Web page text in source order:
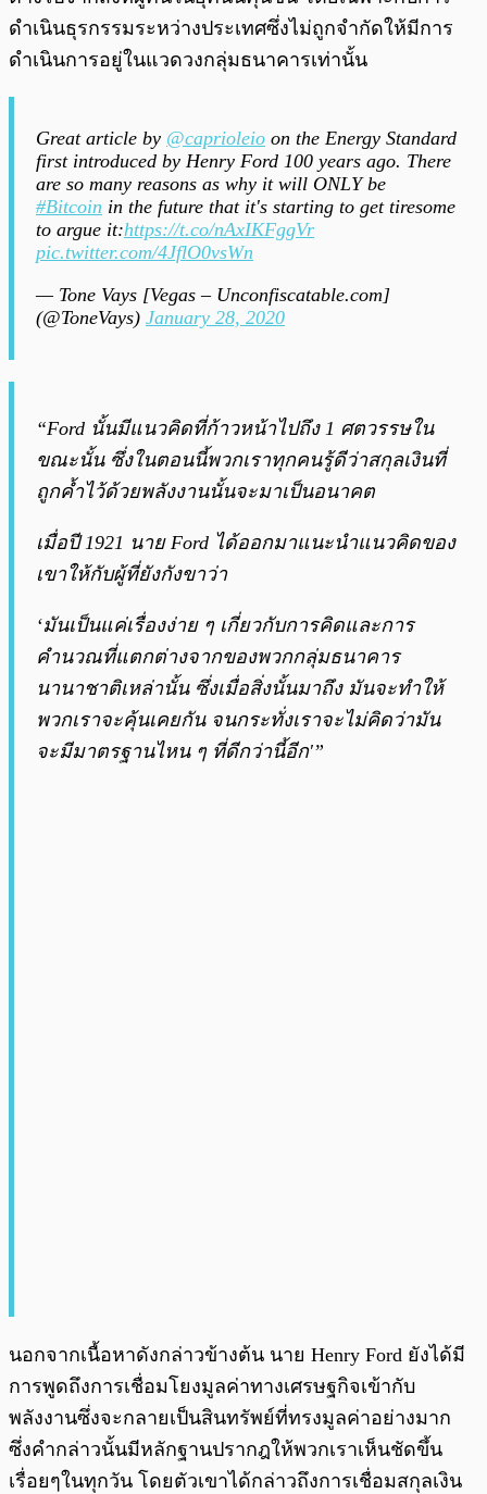
ดำเนินธุรกรรมระหว่างประเทศซึ่งไม่ถูกจำกัดให้มีการ
ดำเนินการอยู่ในแวดวงกลุ่มธนาคารเท่านั้น
Great article by @caprioleio on the Energy Standard
first introduced by Henry Ford 100 years ago. There
are so many reasons as why it will ONLY be
#Bitcoin in the future that it's starting to get tiresome
to argue it:https://t.co/nAxIKFggVr
pic.twitter.com/4JflO0vsWn
— Tone Vays [Vegas – Unconfiscatable.com]
(@ToneVays) January 28, 2020
“Ford นั้นมีแนวคิดที่ก้าวหน้าไปถึง 1 ศตวรรษใน
ขณะนั้น ซึ่งในตอนนี้พวกเราทุกคนรู้ดีว่าสกุลเงินที่
ถูกค้ำไว้ด้วยพลังงานนั้นจะมาเป็นอนาคต
เมื่อปี 1921 นาย Ford ได้ออกมาแนะนำแนวคิดของ
เขาให้กับผู้ที่ยังกังขาว่า
‘มันเป็นแค่เรื่องง่าย ๆ เกี่ยวกับการคิดและการ
คำนวณที่แตกต่างจากของพวกกลุ่มธนาคาร
นานาชาติเหล่านั้น ซึ่งเมื่อสิ่งนั้นมาถึง มันจะทำให้
พวกเราจะคุ้นเคยกัน จนกระทั่งเราจะไม่คิดว่ามัน
จะมีมาตรฐานไหน ๆ ที่ดีกว่านี้อีก'”
นอกจากเนื้อหาดังกล่าวข้างต้น นาย Henry Ford ยังได้มี
การพูดถึงการเชื่อมโยงมูลค่าทางเศรษฐกิจเข้ากับ
พลังงานซึ่งจะกลายเป็นสินทรัพย์ที่ทรงมูลค่าอย่างมาก
ซึ่งคำกล่าวนั้นมีหลักฐานปรากฎให้พวกเราเห็นชัดขึ้น
เรื่อยๆในทุกวัน โดยตัวเขาได้กล่าวถึงการเชื่อมสกุลเงิน